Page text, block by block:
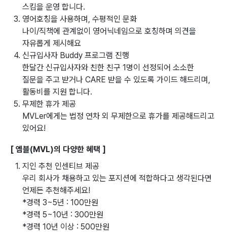
스킴을 운영 합니다.
영어호칭을 사용하며, 수평적인 문화
나이/직책에 관계없이 영어닉네임으로 호칭하며 의견을
자유롭게 제시해요
신규입사자 Buddy 프로그램 진행
한달간 신규입사자와 친한 친구 1명이 선정되어 소소한
질문을 주고 받거나 CARE 받을 수 있도록 가이드 해드리며,
활동비를 지원 합니다.
무제한 휴가 제공
MVLer에게는 법정 연차 외 무제한으로 휴가를 제공해드리고
있어요!
[ 엠블(MVL)의 다양한 혜택 ]
지인 추천 인센티브 제공
우리 회사가 채용하고 있는 포지션에 적합하다고 생각된다면
언제든 추천해주세요!
*경력 3~5년 : 100만원
*경력 5~10년 : 300만원
*경력 10년 이상 : 500만원